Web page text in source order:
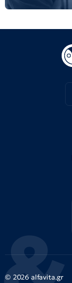
© 2026 alfavita.gr